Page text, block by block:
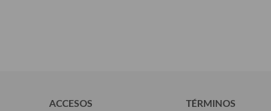
ACCESOS
TÉRMINOS